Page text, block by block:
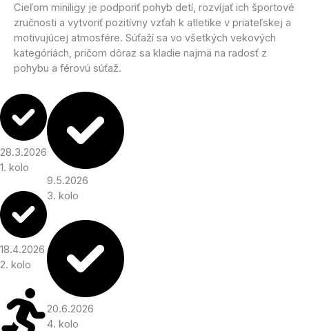
Cieľom miniligy je podporiť pohyb detí, rozvíjať ich športové
zručnosti a vytvoriť pozitívny vzťah k atletike v priateľskej a
motivujúcej atmosfére. Súťaží sa vo všetkých vekových
kategóriách, pričom dôraz sa kladie najmä na radosť z
pohybu a férovú súťaž.
28.3.2026
1. kolo
18.4.2026
2. kolo
9.5.2026
3. kolo
20.6.2026
4. kolo